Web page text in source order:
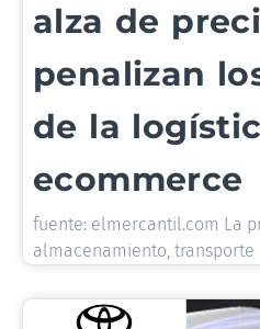
alza de
penalizan
de la
ecommerce
fuente: elmercantil.com La
almacenamiento, transporte